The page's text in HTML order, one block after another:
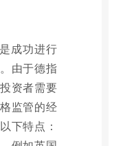
成功进行
由于德指
资者需要
监管的经
下特点：